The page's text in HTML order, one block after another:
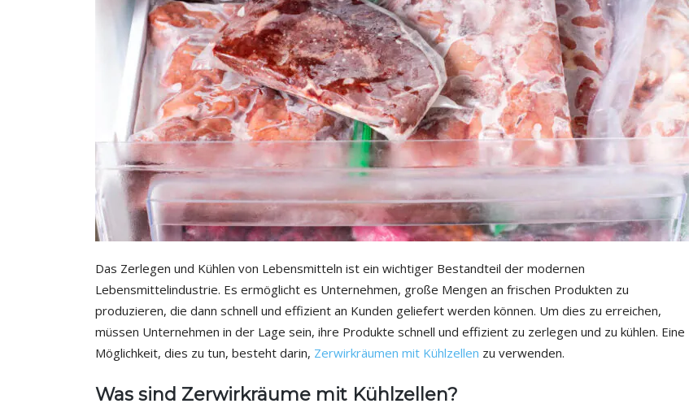
Das Zerlegen und Kühlen von Lebensmitteln ist ein wichtiger Bestandteil der modernen
Lebensmittelindustrie. Es ermöglicht es Unternehmen, große Mengen an frischen Produkten zu
produzieren, die dann schnell und effizient an Kunden geliefert werden können. Um dies zu erreichen,
müssen Unternehmen in der Lage sein, ihre Produkte schnell und effizient zu zerlegen und zu kühlen. Eine
Möglichkeit, dies zu tun, besteht darin, Zerwirkräumen mit Kühlzellen zu verwenden.
Was sind Zerwirkräume mit Kühlzellen?